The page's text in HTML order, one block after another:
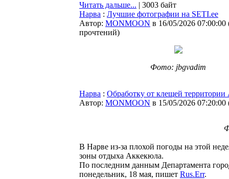
Читать дальше... | 3003 байт
Нарва : Лучшие фотографии на SETI.ee
Автор: MONMOON в 16/05/2026 07:00:00
прочтений)
Фото: jbgvadim
Нарва : Обработку от клещей
Автор: MONMOON в 15/05/2026 07:20:00
В Нарве из-за плохой погоды на этой
зоны отдыха Аккекюла.
По последним данным Департамента
понедельник, 18 мая, пишет Rus.Err.